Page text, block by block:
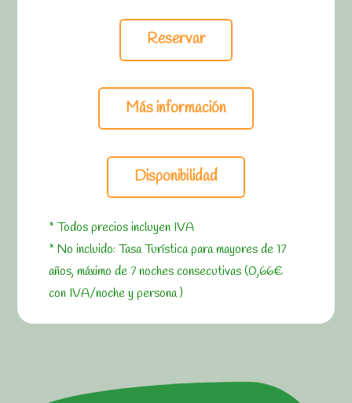
Reservar
Más información
Disponibilidad
* Todos precios incluyen IVA
* No incluido: Tasa Turística para mayores de 17
años, máximo de 7 noches consecutivas (0,66€
con IVA/noche y persona )